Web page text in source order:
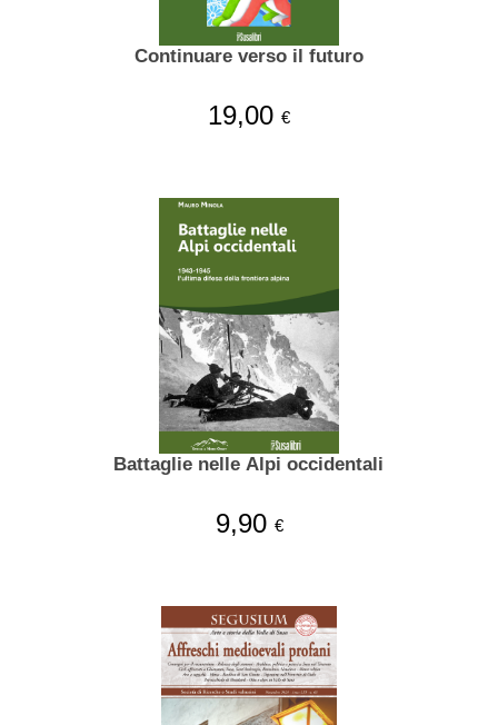
Continuare verso il futuro
19,00 €
Battaglie nelle Alpi occidentali
9,90 €